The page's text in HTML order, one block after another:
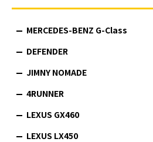
MERCEDES-BENZ G-Class
DEFENDER
JIMNY NOMADE
4RUNNER
LEXUS GX460
LEXUS LX450